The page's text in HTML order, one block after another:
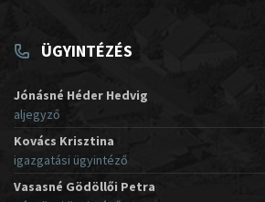
ÜGYINTÉZÉS
Jónásné Héder Hedvig
aljegyző
Kovács Krisztina
igazgatási ügyintéző
Vasasné Gödöllői Petra